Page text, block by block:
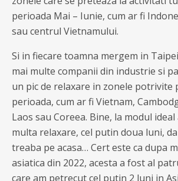
perioada Mai – Iunie, cum ar fi
sau centrul Vietnamului.
Si in fiecare toamna mergem in
mai multe companii din industrie si
un pic de relaxare in zonele potrivite
perioada, cum ar fi Vietnam,
Laos sau Coreea. Bine, la modul
multa relaxare, cel putin doua luni,
treaba pe acasa… Cert este ca dupa
asiatica din 2022, acesta a fost al
care am petrecut cel putin 2 luni in